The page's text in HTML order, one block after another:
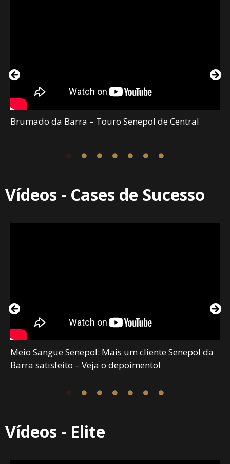
Brumado da Barra – Touro Senepol de Central
Vídeos - Cases de Sucesso
Meio Sangue Senepol: Mais um cliente Senepol da
Barra satisfeito – Veja o depoimento!
Vídeos - Elite